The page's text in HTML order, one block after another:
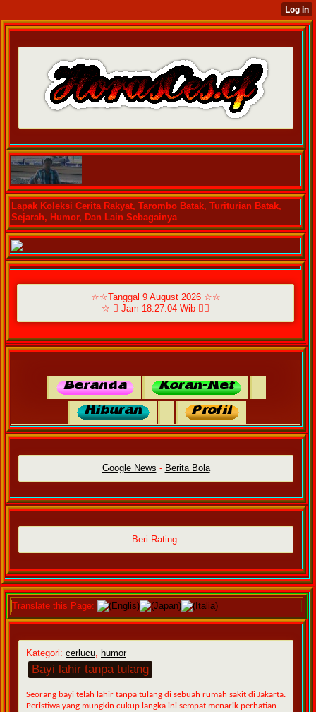
Lapak Koleksi Cerita Rakyat, Tarombo Batak, Turiturian Batak,
Sejarah, Humor, Dan Lain Sebagainya
☆☆Tanggal 9 August 2026 ☆☆
☆  Jam 18:27:04 Wib ☆
Google News - Berita Bola
Beri Rating:
Translate this Page: (Englis) (Japan) (Italia)
Kategori: cerlucu, humor
Bayi lahir tanpa tulang
Seorang bayi telah lahir tanpa tulang di sebuah rumah sakit di Jakarta.
Peristiwa yang mungkin cukup langka ini sempat menarik perhatian